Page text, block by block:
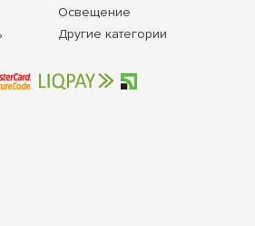
Освещение
Другие категории